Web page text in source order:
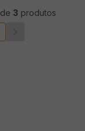
de 3 produtos